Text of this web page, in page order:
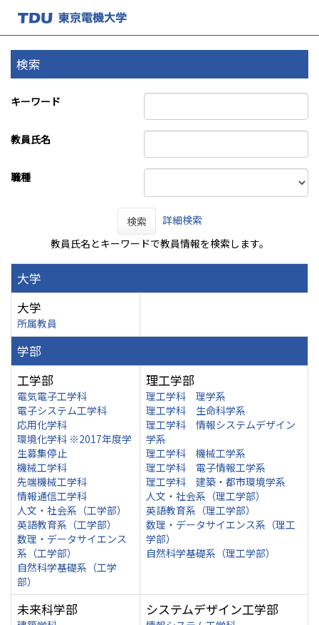
検索
キーワード
教員氏名
職種
検索
詳細検索
教員氏名とキーワードで教員情報を検索します。
大学
大学
所属教員
学部
工学部
電気電子工学科
電子システム工学科
応用化学科
環境化学科 ※2017年度学
生募集停止
機械工学科
先端機械工学科
情報通信工学科
人文・社会系（工学部）
英語教育系（工学部）
数理・データサイエンス
系（工学部）
自然科学基礎系（工学
部）
理工学部
理工学科 理学系
理工学科 生命科学系
理工学科 情報システムデザイン
学系
理工学科 機械工学系
理工学科 電子情報工学系
理工学科 建築・都市環境学系
人文・社会系（理工学部）
英語教育系（理工学部）
数理・データサイエンス系（理工
学部）
自然科学基礎系（理工学部）
未来科学部 システムデザイン工学部